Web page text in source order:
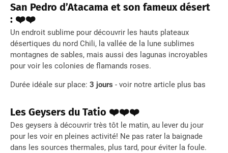
San Pedro d’Atacama et son fameux désert
: ❤️❤️
Un endroit sublime pour découvrir les hauts plateaux
désertiques du nord Chili, la vallée de la lune sublimes
montagnes de sables, mais aussi des lagunas incroyables
pour voir les colonies de flamands roses.
Durée idéale sur place: 3 jours - voir notre article plus bas
Les Geysers du Tatio ❤️❤️❤️
Des geysers à découvrir très tôt le matin, au lever du jour
pour les voir en pleines activité! Ne pas rater la baignade
dans les sources thermales, plus tard, pour éviter la foule.